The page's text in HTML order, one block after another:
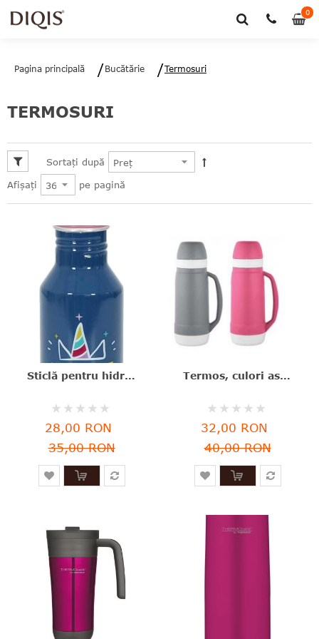
00
Pagina principală Bucătărie Termosuri
TERMOSURI
Sortați după
Afișați
pe pagină
Sticlă pentru hidratare, metal+aluminiu, albastru+roz, 500 ml, Cook Concept - 3664944304982
Rating:
0%
28,00 RON
35,00 RON
Termos, culori asortate, polipropilenă, interior sticlă, 1 l, ThermoCafe, Thermos - 5010576055552
Rating:
0%
32,00 RON
40,00 RON